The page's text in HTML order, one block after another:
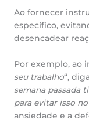
Ao fornecer
específico,
desencadear
Por exemplo, ao
seu trabalho“,
semana passada
para evitar isso
ansiedade e a